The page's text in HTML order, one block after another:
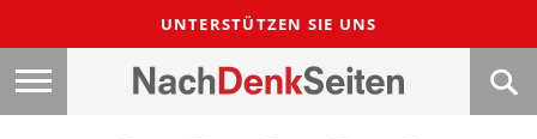
UNTERSTÜTZEN SIE UNS